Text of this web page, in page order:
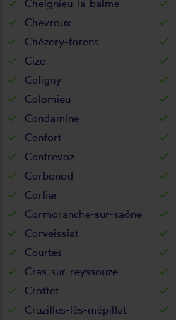
Cheignieu-la-balme
Chevroux
Chézery-forens
Cize
Coligny
Colomieu
Condamine
Confort
Contrevoz
Corbonod
Corlier
Cormoranche-sur-saône
Corveissiat
Courtes
Cras-sur-reyssouze
Crottet
Cruzilles-lès-mépillat